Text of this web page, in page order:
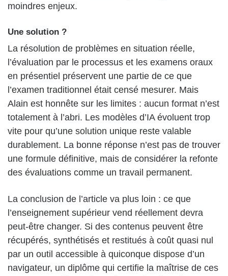
moindres enjeux.
Une solution ?
La résolution de problèmes en situation réelle,
l’évaluation par le processus et les examens oraux
en présentiel préservent une partie de ce que
l’examen traditionnel était censé mesurer. Mais
Alain est honnête sur les limites : aucun format n’est
totalement à l’abri. Les modèles d’IA évoluent trop
vite pour qu’une solution unique reste valable
durablement. La bonne réponse n’est pas de trouver
une formule définitive, mais de considérer la refonte
des évaluations comme un travail permanent.
La conclusion de l’article va plus loin : ce que
l’enseignement supérieur vend réellement devra
peut-être changer. Si des contenus peuvent être
récupérés, synthétisés et restitués à coût quasi nul
par un outil accessible à quiconque dispose d’un
navigateur, un diplôme qui certifie la maîtrise de ces